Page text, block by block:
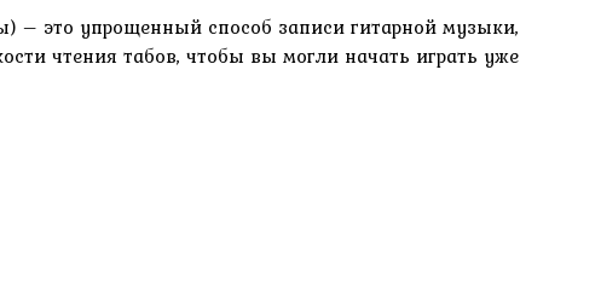
– это упрощенный способ записи гитарной музыки,
чтения табов, чтобы вы могли начать играть уже